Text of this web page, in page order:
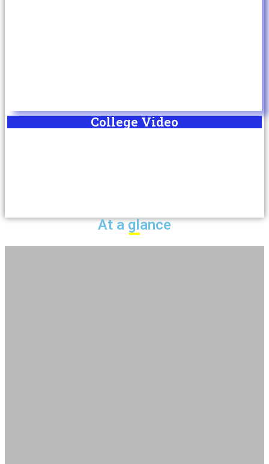
College Video
At a glance